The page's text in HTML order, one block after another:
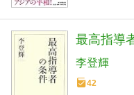
最高指導
李登輝
42